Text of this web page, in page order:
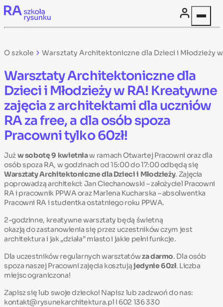
Skip to content
O szkole Warsztaty Architektoniczne dla Dzieci i Młodzieży
Warsztaty Architektoniczne dla
Dzieci i Młodzieży w RA! Kreatywne
zajęcia z architektami dla uczniów
RA za free, a dla osób spoza
Pracowni tylko 60zł!
Jużw sobotę 9 kwietniaw ramach Otwartej Pracowni oraz dla
osób spoza RA, w godzinach od 15:00 do 17:00 odbędą się
Warsztaty Architektoniczne dla Dzieci i Młodzieży. Zajęcia
poprowadzą architekci: Jan Ciechanowski – założyciel Pracowni
RA i pracownik PPWA oraz Marlena Kucharska – absolwentka
Pracowni RA i studentka ostatniego roku PPWA.
2-godzinne, kreatywne warsztaty będą świetną
okazją do zastanowienia się przez uczestników czym jest
architektura i jak „działa” miasto i jakie pełni funkcje.
Dla uczestników regularnych warsztatówza darmo. Dla osób
spoza naszej Pracowni zajęcia kosztująjedynie 60zł. Liczba
miejsc ograniczona!
Zapisz się lub swoje dziecko! Napisz lub zadzwoń do nas:
kontakt@rysunekarchitektura.pl I 602 136 330